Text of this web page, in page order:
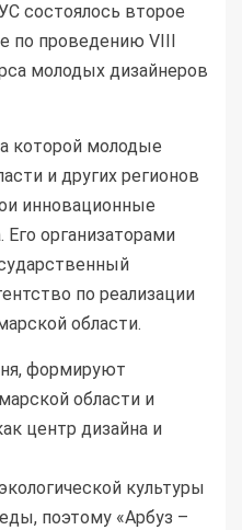
состоялось второе
по проведению VIII
молодых дизайнеров
которой молодые
и других регионов
инновационные
организаторами
по реализации
области.
формируют
области и
центр дизайна и
культуры
поэтому «Арбуз –